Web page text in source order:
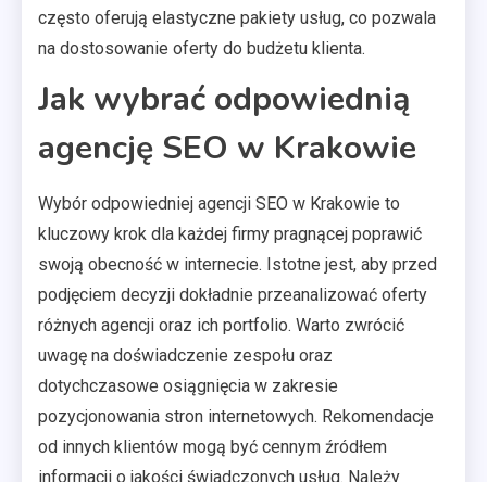
często oferują elastyczne pakiety usług, co pozwala
na dostosowanie oferty do budżetu klienta.
Jak wybrać odpowiednią
agencję SEO w Krakowie
Wybór odpowiedniej agencji SEO w Krakowie to
kluczowy krok dla każdej firmy pragnącej poprawić
swoją obecność w internecie. Istotne jest, aby przed
podjęciem decyzji dokładnie przeanalizować oferty
różnych agencji oraz ich portfolio. Warto zwrócić
uwagę na doświadczenie zespołu oraz
dotychczasowe osiągnięcia w zakresie
pozycjonowania stron internetowych. Rekomendacje
od innych klientów mogą być cennym źródłem
informacji o jakości świadczonych usług. Należy